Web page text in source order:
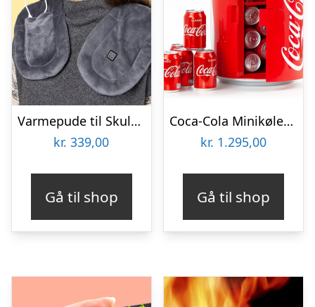
Varmepude til Skuldre og Ryg – Zenkuru
kr. 339,00
Gå til shop
Coca-Cola Minikøleskab
kr. 1.295,00
Gå til shop